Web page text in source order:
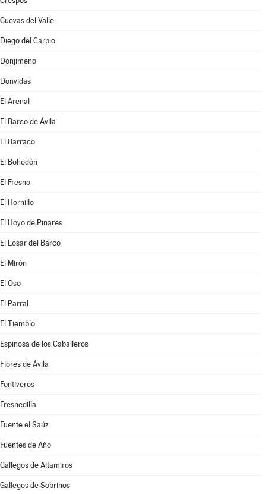
Cuevas del Valle
Diego del Carpio
Donjimeno
Donvidas
El Arenal
El Barco de Ávila
El Barraco
El Bohodón
El Fresno
El Hornillo
El Hoyo de Pinares
El Losar del Barco
El Mirón
El Oso
El Parral
El Tiemblo
Espinosa de los Caballeros
Flores de Ávila
Fontiveros
Fresnedilla
Fuente el Saúz
Fuentes de Año
Gallegos de Altamiros
Gallegos de Sobrinos